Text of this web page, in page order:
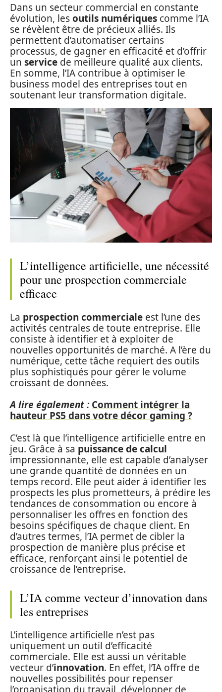
Dans un secteur commercial en constante
évolution, lesoutils numériques comme l’IA
se révèlent être de précieux alliés. Ils
permettent d’automatiser certains
processus, de gagner en efficacité et d’offrir
un service de meilleure qualité aux clients.
En somme, l’IA contribue à optimiser le
business model des entreprises tout en
soutenant leur transformation digitale.
L’intelligence artificielle, une nécessité
pour une prospection commerciale
efficace
La prospection commerciale est l’une des
activités centrales de toute entreprise. Elle
consiste à identifier et à exploiter de
nouvelles opportunités de marché. A l’ère du
numérique, cette tâche requiert des outils
plus sophistiqués pour gérer le volume
croissant de données.
A lire également : Comment intégrer la
hauteur PS5 dans votre décor gaming ?
C’est là que l’intelligence artificielle entre en
jeu. Grâce à sa puissance de calcul
impressionnante, elle est capable d’analyser
une grande quantité de données en un
temps record. Elle peut aider à identifier les
prospects les plus prometteurs, à prédire les
tendances de consommation ou encore à
personnaliser les offres en fonction des
besoins spécifiques de chaque client. En
d’autres termes, l’IA permet de cibler la
prospection de manière plus précise et
efficace, renforçant ainsi le potentiel de
croissance de l’entreprise.
L’IA comme vecteur d’innovation dans
les entreprises
L’intelligence artificielle n’est pas
uniquement un outil d’efficacité
commerciale. Elle est aussi un véritable
vecteur d’innovation. En effet, l’IA offre de
nouvelles possibilités pour repenser